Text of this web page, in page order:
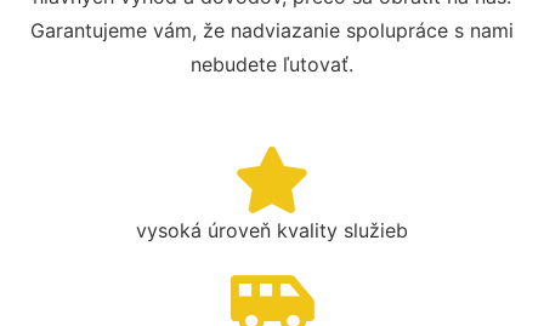
Garantujeme vám, že nadviazanie spolupráce s nami
nebudete ľutovať.
vysoká úroveň kvality služieb